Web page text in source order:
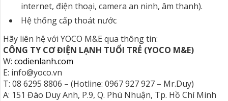
internet, điện thoại, camera an ninh, âm thanh).
Hệ thống cấp thoát nước
Hãy liên hệ với YOCO M&E qua thông tin:
CÔNG TY CƠ ĐIỆN LẠNH TUỔI TRẺ (YOCO M&E)
W: codienlanh.com
E: info@yoco.vn
T: 08 6295 8806 – (Hotline: 0967 927 927 – Mr.Duy)
A: 151 Đào Duy Anh, P.9, Q. Phú Nhuận, Tp. Hồ Chí Minh